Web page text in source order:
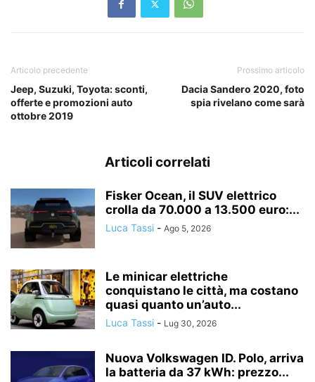
Articolo precedente
Jeep, Suzuki, Toyota: sconti,
offerte e promozioni auto
ottobre 2019
Prossimo articolo
Dacia Sandero 2020, foto
spia rivelano come sarà
Articoli correlati
Fisker Ocean, il SUV elettrico
crolla da 70.000 a 13.500 euro:...
Luca Tassi - Ago 5, 2026
Le minicar elettriche
conquistano le città, ma costano
quasi quanto un’auto...
Luca Tassi - Lug 30, 2026
Nuova Volkswagen ID. Polo, arriva
la batteria da 37 kWh: prezzo...